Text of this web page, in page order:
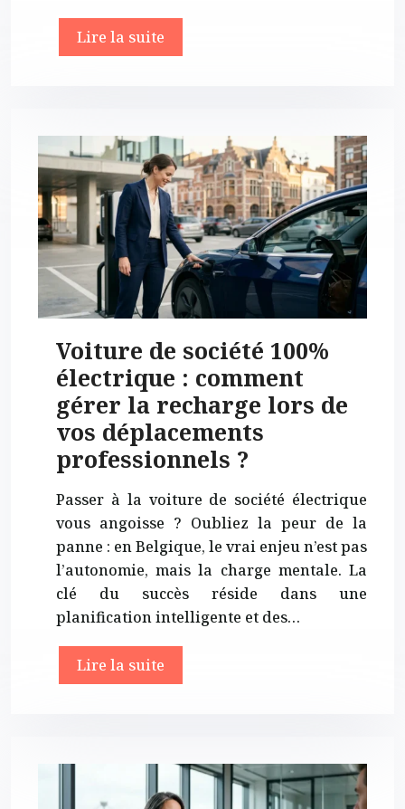
Lire la suite
Voiture de société 100%
électrique : comment
gérer la recharge lors de
vos déplacements
professionnels ?
Passer à la voiture de société électrique
vous angoisse ? Oubliez la peur de la
panne : en Belgique, le vrai enjeu n’est pas
l’autonomie, mais la charge mentale. La
clé du succès réside dans une
planification intelligente et des…
Lire la suite